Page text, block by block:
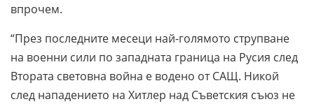
впрочем.
“През последните месеци най-голямото струпване
на военни сили по западната граница на Русия след
Втората световна война е водено от САЩ. Никой
след нападението на Хитлер над Съветския съюз не